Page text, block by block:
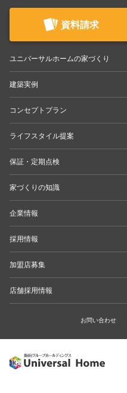
資料請求
ユニバーサルホームの家づくり
建築実例
コンセプトプラン
ライフスタイル提案
保証・定期点検
家づくりの知識
企業情報
採用情報
加盟店募集
店舗採用情報
お問い合わせ